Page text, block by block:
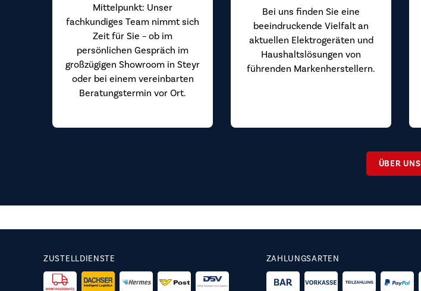
Mittelpunkt: Unser
fachkundiges Team nimmt sich
Zeit für Sie – ob im
persönlichen Gespräch im
großzügigen Showroom in Steyr
oder bei einem vereinbarten
Beratungstermin vor Ort.
Bei uns finden Sie eine
beeindruckende Vielfalt an
aktuellen Elektrogeräten und
Haushaltslösungen von
führenden Markenherstellern.
ÜBER UNS
ZUSTELLDIENSTE ZAHLUNGSARTEN